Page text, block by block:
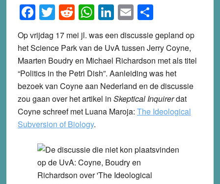
Facebook
Twitter
Reddit
WhatsApp
LinkedIn
EmailShare
Op vrijdag 17 mei jl. was een discussie gepland op
het Science Park van de UvA tussen Jerry Coyne,
Maarten Boudry en Michael Richardson met als titel
“Politics in the Petri Dish”. Aanleiding was het
bezoek van Coyne aan Nederland en de discussie
zou gaan over het artikel in Skeptical Inquirerdat
Coyne schreef met Luana Maroja: The Ideological
Subversion of Biology.